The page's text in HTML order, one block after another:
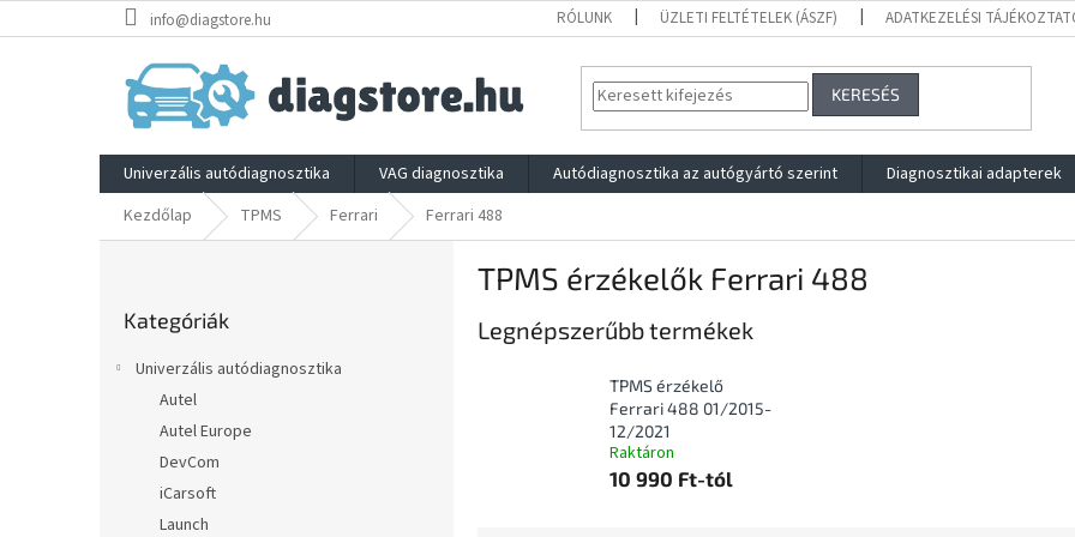
a
info@diagstore.hu RÓLUNK ÜZLETI FELTÉTELEK (ÁSZF) ADATKEZELÉSI
KERESÉS
Univerzális autódiagnosztika VAG diagnosztika Autódiagnosztika az autógyártó szerint Diagnosztikai adapterek
Kezdőlap
TPMS Ferrari Ferrari 488
átugrása
Kategóriák
Univerzális autódiagnosztika
Autel
Autel Europe
DevCom
iCarsoft
Launch
TPMS érzékelők Ferrari 488
Legnépszerűbb termékek
TPMS érzékelő
Ferrari 488 01/2015-
12/2021
Raktáron
10 990 Ft-tól